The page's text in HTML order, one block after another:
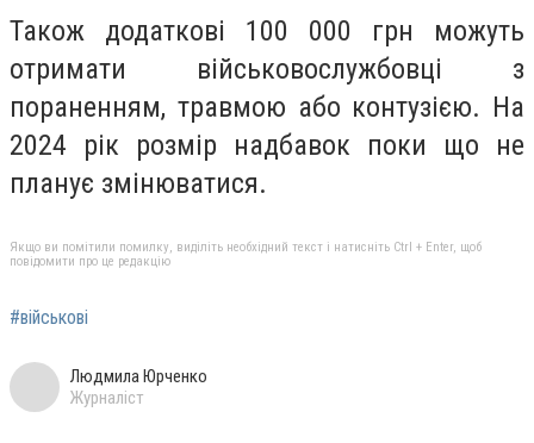
Також додаткові 100 000 грн можуть
отримати військовослужбовці з
пораненням, травмою або контузією. На
2024 рік розмір надбавок поки що не
планує змінюватися.
Якщо ви помітили помилку, виділіть необхідний текст і натисніть Ctrl + Enter, щоб
повідомити про це редакцію
#військові
Людмила Юрченко
Журналіст